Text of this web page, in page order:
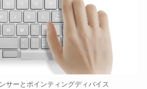
サーとポインティングディバイス